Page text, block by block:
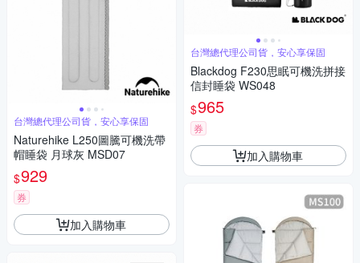
台灣總代理公司貨，安心享保固
Naturehike L250圖騰可機洗帶
帽睡袋 月球灰 MSD07
$929
券
加入購物車
台灣總代理公司貨，安心享保固
Blackdog F230思眠可機洗拼接
信封睡袋 WS048
$965
券
加入購物車